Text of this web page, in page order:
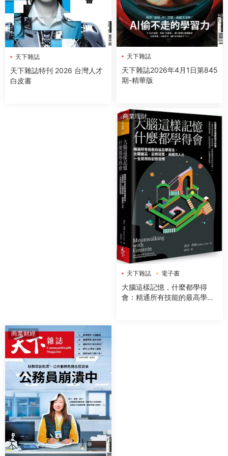
天下雜誌
天下雜誌特刊 2026 台灣人才
白皮書
天下雜誌
天下雜誌2026年4月1日第845
期-精華版
商業理財
天下雜誌 電子書
大腦這樣記憶，什麼都學得
會：精通所有技能的最高學習
商業财經